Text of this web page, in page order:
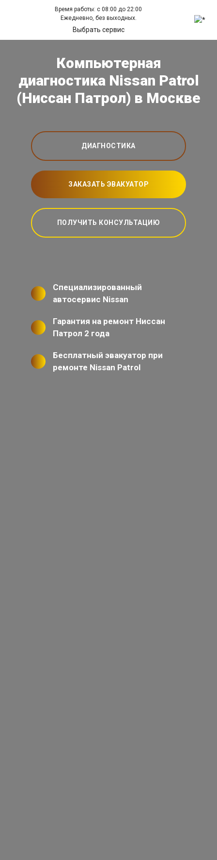
Время работы: с 08:00 до 22:00
Ежедневно, без выходных.
Выбрать сервис
Компьютерная
диагностика Nissan Patrol
(Ниссан Патрол) в Москве
ДИАГНОСТИКА
ЗАКАЗАТЬ ЭВАКУАТОР
ПОЛУЧИТЬ КОНСУЛЬТАЦИЮ
Специализированный
автосервис Nissan
Гарантия на ремонт Ниссан
Патрол 2 года
Бесплатный эвакуатор при
ремонте Nissan Patrol